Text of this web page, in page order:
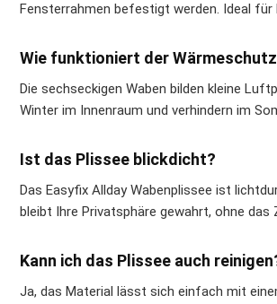
Fensterrahmen befestigt werden. Ideal für
Wie funktioniert der
Die sechseckigen Waben bilden kleine
Winter im Innenraum und verhindern im
Ist das Plissee blickdicht?
Das Easyfix Allday Wabenplissee ist
bleibt Ihre Privatsphäre gewahrt, ohne das
Kann ich das Plissee auch
Ja, das Material lässt sich einfach mit